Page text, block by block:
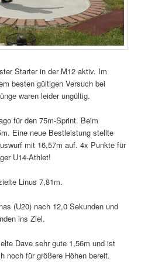
Starter in der M12 aktiv. Im
besten gültigen Versuch bei
waren leider ungültig.
für den 75m-Sprint. Beim
Eine neue Bestleistung stellte
mit 16,57m auf. 4x Punkte für
U14-Athlet!
Linus 7,81m.
(U20) nach 12,0 Sekunden und
ins Ziel.
Dave sehr gute 1,56m und ist
noch für größere Höhen bereit.